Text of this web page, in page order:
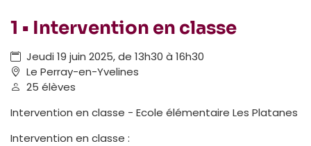
1 • Intervention en classe
Jeudi 19 juin 2025, de 13h30 à 16h30
Le Perray-en-Yvelines
25 élèves
Intervention en classe - Ecole élémentaire Les Platanes
Intervention en classe :